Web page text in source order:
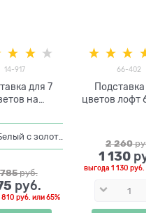
14-917
для 7
на
Белый с золотым
руб.
руб.
810 руб. или65%
66-402
Подставка
цветов лофт
2 260
1 130
выгода 1 130 руб.